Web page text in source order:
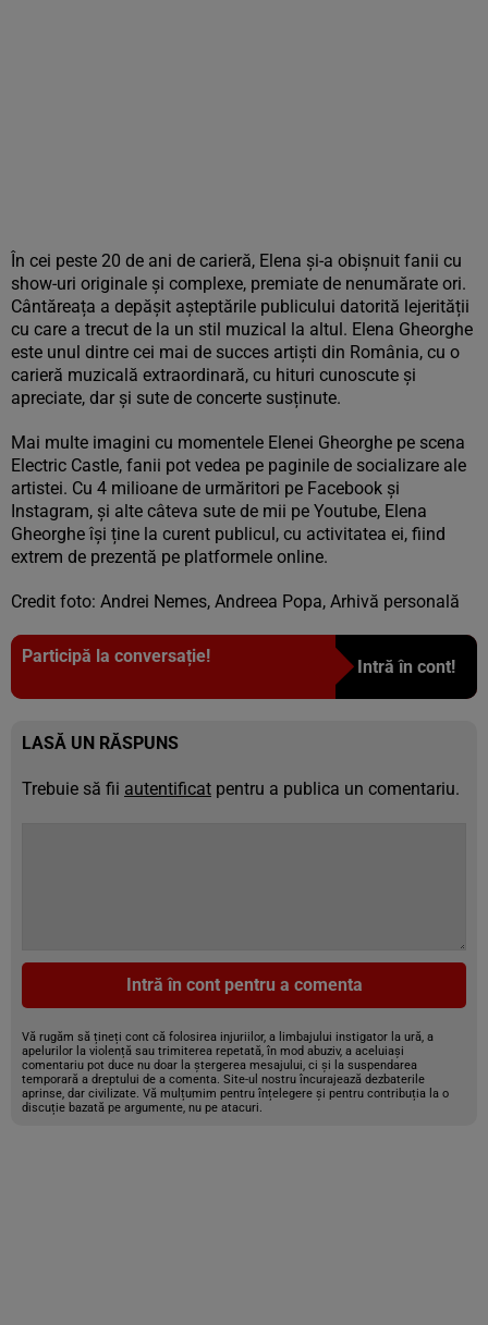
În cei peste 20 de ani de carieră, Elena și-a obișnuit fanii cu
show-uri originale și complexe, premiate de nenumărate ori.
Cântăreața a depășit așteptările publicului datorită lejerității
cu care a trecut de la un stil muzical la altul. Elena Gheorghe
este unul dintre cei mai de succes artiști din România, cu o
carieră muzicală extraordinară, cu hituri cunoscute și
apreciate, dar și sute de concerte susținute.
Mai multe imagini cu momentele Elenei Gheorghe pe scena
Electric Castle, fanii pot vedea pe paginile de socializare ale
artistei. Cu 4 milioane de urmăritori pe Facebook și
Instagram, și alte câteva sute de mii pe Youtube, Elena
Gheorghe își ține la curent publicul, cu activitatea ei, fiind
extrem de prezentă pe platformele online.
Credit foto: Andrei Nemes, Andreea Popa, Arhivă personală
Participă la conversație!
Intră în cont!
LASĂ UN RĂSPUNS
Trebuie să fii autentificat pentru a publica un comentariu.
Intră în cont pentru a comenta
Vă rugăm să țineți cont că folosirea injuriilor, a limbajului instigator la ură, a
apelurilor la violență sau trimiterea repetată, în mod abuziv, a aceluiași
comentariu pot duce nu doar la ștergerea mesajului, ci și la suspendarea
temporară a dreptului de a comenta. Site-ul nostru încurajează dezbaterile
aprinse, dar civilizate. Vă mulțumim pentru înțelegere și pentru contribuția la o
discuție bazată pe argumente, nu pe atacuri.